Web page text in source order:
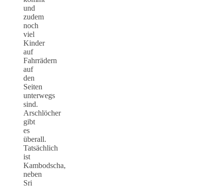
und
zudem
noch
viel
Kinder
auf
Fahrrädern
auf
den
Seiten
unterwegs
sind.
Arschlöcher
gibt
es
überall.
Tatsächlich
ist
Kambodscha,
neben
Sri